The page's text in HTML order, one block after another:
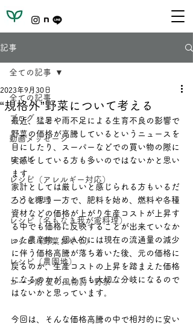
記事
全ての記事
ブログ
動画メッセージ
レシピ
レシピ（アレルギー対応）
こども料理
レシピ（名もなき我が家料理）
レシピ（野菜おやつ）
レシピ（農園地）
コーン期 夏の風物詩 ｰ野祭ｰ
全ての記事
“規格外”野菜について考える
2023年9月30日
最近、猛暑や雨不足による生育不良の影響で
野菜の価格が高騰しているというニュースを
目にしたり、スーパーなどでの買い物の際に
実感をしている方も多いのではないかと思い
ます。
家計としては厳しいと感じられる方もいるだ
ろうと思う一方で、肥料を始め、燃料や各種
資材などの価格が上がり生産コストが上昇す
る中でも価格に反映することが出来ていなか
った農産物。個人的には現在の流通量の減少
に伴う価格高騰が落ち着いた後、元の価格に
戻るのか、生産コストの上昇を踏まえた価格
になるのかが、とても大切な分岐になるので
はないかと思っています。
今回は、そんな価格高騰の中で相対的に安い